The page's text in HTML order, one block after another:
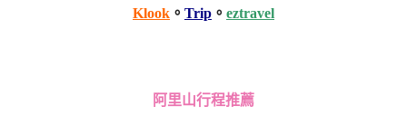
Klook 。 Trip 。 eztravel
阿里山行程推薦